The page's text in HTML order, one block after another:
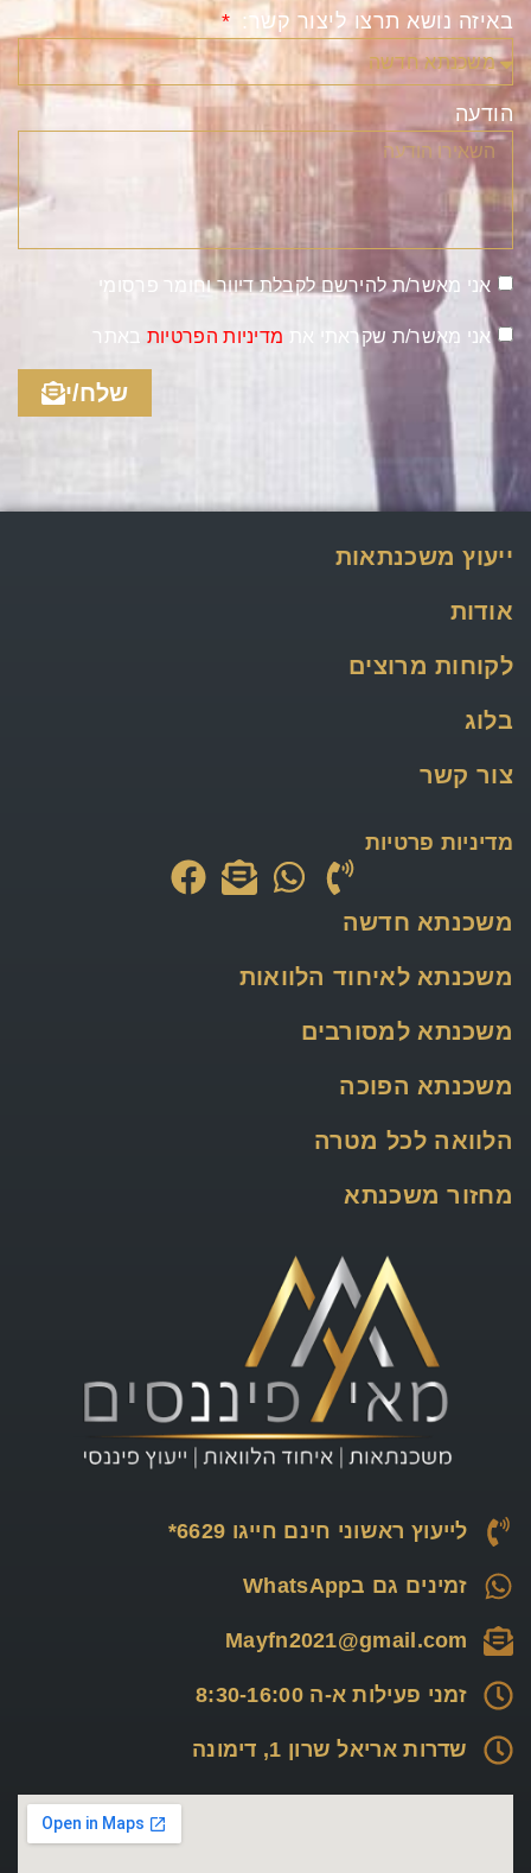
באיזה נושא תרצו ליצור קשר:
הודעה
אני מאשר/ת להירשם לקבלת דיוור וחומר פרסומי
אני מאשר/ת שקראתי את מדיניות הפרטיות באתר
שלח/י
ייעוץ משכנתאות
אודות
לקוחות מרוצים
בלוג
צור קשר
מדיניות פרטיות
משכנתא חדשה
משכנתא לאיחוד הלוואות
משכנתא למסורבים
משכנתא הפוכה
הלוואה לכל מטרה
מחזור משכנתא
לייעוץ ראשוני חינם חייגו 6629*
זמינים גם בWhatsApp
Mayfn2021@gmail.com
זמני פעילות א-ה 8:30-16:00
שדרות אריאל שרון 1, דימונה